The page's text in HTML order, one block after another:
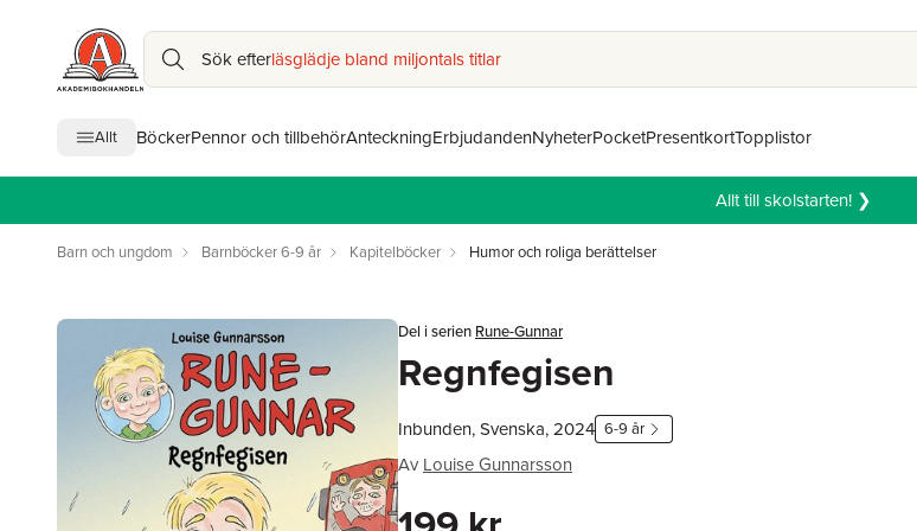
Sök efterläsglädje bland miljontals titlar
Allt BöckerPennor och tillbehörAnteckningErbjudandenNyheterPocketPresentkortTopplistor
Allt till skolstarten! ❯
Barn och ungdom Barnböcker 6-9 år Kapitelböcker Humor och roliga berättelser
Del i serien Rune-Gunnar
Regnfegisen
Inbunden, Svenska, 2024 6-9 år
Av Louise Gunnarsson